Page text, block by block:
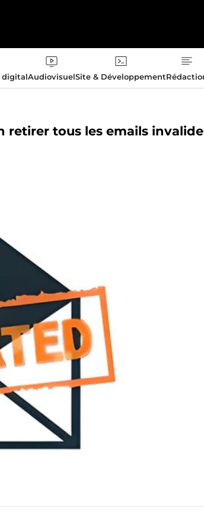
digitalAudiovisuelSite & Développement
retirer tous les emails